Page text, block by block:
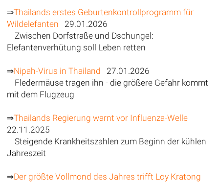
⇒Thailands erstes Geburtenkontrollprogramm für
Wildelefanten 29.01.2026
Zwischen Dorfstraße und Dschungel:
Elefantenverhütung soll Leben retten
⇒Nipah-Virus in Thailand 27.01.2026
Fledermäuse tragen ihn - die größere Gefahr kommt
mit dem Flugzeug
⇒Thailands Regierung warnt vor Influenza-Welle
22.11.2025
Steigende Krankheitszahlen zum Beginn der kühlen
Jahreszeit
⇒Der größte Vollmond des Jahres trifft Loy Kratong